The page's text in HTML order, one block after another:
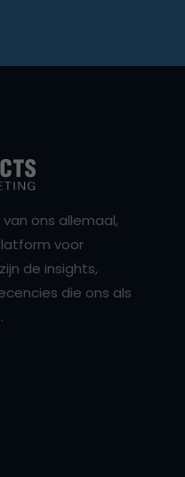
ons allemaal,
voor
de insights,
die ons als